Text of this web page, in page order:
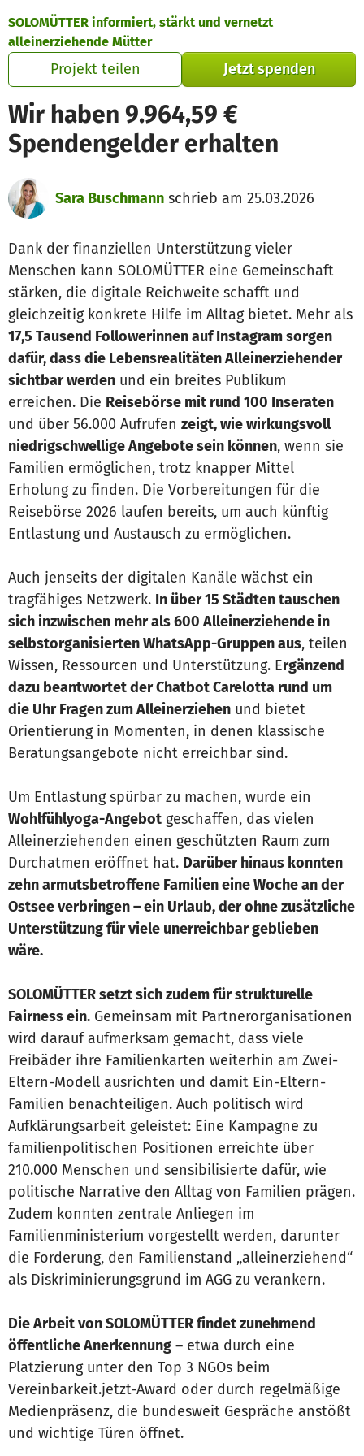
SOLOMÜTTER informiert, stärkt und vernetzt
alleinerziehende Mütter
Projekt teilen Jetzt spenden
Wir haben 9.964,59 €
Spendengelder erhalten
Sara Buschmann schrieb am 25.03.2026
Dank der finanziellen Unterstützung vieler
Menschen kann SOLOMÜTTER eine Gemeinschaft
stärken, die digitale Reichweite schafft und
gleichzeitig konkrete Hilfe im Alltag bietet. Mehr als
17,5 Tausend Followerinnen auf Instagram sorgen
dafür, dass die Lebensrealitäten Alleinerziehender
sichtbar werden und ein breites Publikum
erreichen. Die Reisebörse mit rund 100 Inseraten
und über 56.000 Aufrufen zeigt, wie wirkungsvoll
niedrigschwellige Angebote sein können, wenn sie
Familien ermöglichen, trotz knapper Mittel
Erholung zu finden. Die Vorbereitungen für die
Reisebörse 2026 laufen bereits, um auch künftig
Entlastung und Austausch zu ermöglichen.
Auch jenseits der digitalen Kanäle wächst ein
tragfähiges Netzwerk. In über 15 Städten tauschen
sich inzwischen mehr als 600 Alleinerziehende in
selbstorganisierten WhatsApp-Gruppen aus, teilen
Wissen, Ressourcen und Unterstützung. Ergänzend
dazu beantwortet der Chatbot Carelotta rund um
die Uhr Fragen zum Alleinerziehen und bietet
Orientierung in Momenten, in denen klassische
Beratungsangebote nicht erreichbar sind.
Um Entlastung spürbar zu machen, wurde ein
Wohlfühlyoga-Angebot geschaffen, das vielen
Alleinerziehenden einen geschützten Raum zum
Durchatmen eröffnet hat. Darüber hinaus konnten
zehn armutsbetroffene Familien eine Woche an der
Ostsee verbringen – ein Urlaub, der ohne zusätzliche
Unterstützung für viele unerreichbar geblieben
wäre.
SOLOMÜTTER setzt sich zudem für strukturelle
Fairness ein. Gemeinsam mit Partnerorganisationen
wird darauf aufmerksam gemacht, dass viele
Freibäder ihre Familienkarten weiterhin am Zwei-
Eltern-Modell ausrichten und damit Ein-Eltern-
Familien benachteiligen. Auch politisch wird
Aufklärungsarbeit geleistet: Eine Kampagne zu
familienpolitischen Positionen erreichte über
210.000 Menschen und sensibilisierte dafür, wie
politische Narrative den Alltag von Familien prägen.
Zudem konnten zentrale Anliegen im
Familienministerium vorgestellt werden, darunter
die Forderung, den Familienstand „alleinerziehend“
als Diskriminierungsgrund im AGG zu verankern.
Die Arbeit von SOLOMÜTTER findet zunehmend
öffentliche Anerkennung – etwa durch eine
Platzierung unter den Top 3 NGOs beim
Vereinbarkeit.jetzt-Award oder durch regelmäßige
Medienpräsenz, die bundesweit Gespräche anstößt
und wichtige Türen öffnet.